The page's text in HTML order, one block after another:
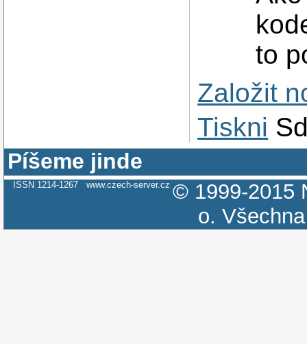
to
Založit
Tiskni
Píšeme jinde
ISSN 1214-1267 www.czech-server.cz © 1999-2015
o.